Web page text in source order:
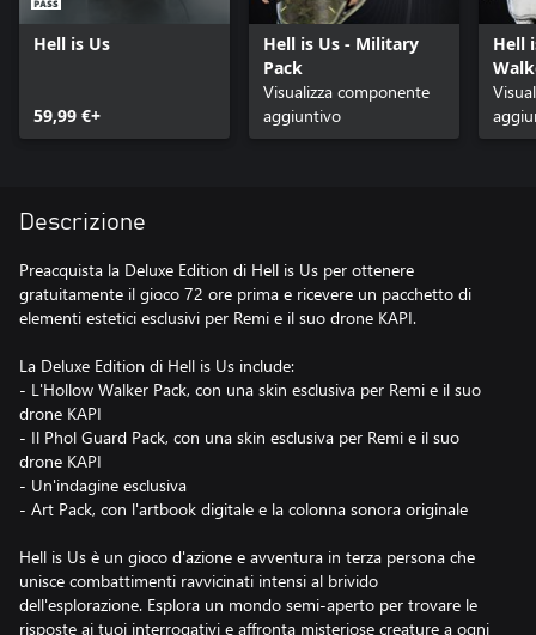
Hell is Us
59,99 €+
Hell is Us - Military
Pack
Visualizza componente
aggiuntivo
Hell
Descrizione
Preacquista la Deluxe Edition di Hell is Us per ottenere
gratuitamente il gioco 72 ore prima e ricevere un pacchetto di
elementi estetici esclusivi per Remi e il suo drone KAPI.
La Deluxe Edition di Hell is Us include:
- L'Hollow Walker Pack, con una skin esclusiva per Remi e il suo
drone KAPI
- Il Phol Guard Pack, con una skin esclusiva per Remi e il suo
drone KAPI
- Un'indagine esclusiva
- Art Pack, con l'artbook digitale e la colonna sonora originale
Hell is Us è un gioco d'azione e avventura in terza persona che
unisce combattimenti ravvicinati intensi al brivido
dell'esplorazione. Esplora un mondo semi-aperto per trovare le
risposte ai tuoi interrogativi e affronta misteriose creature a ogni